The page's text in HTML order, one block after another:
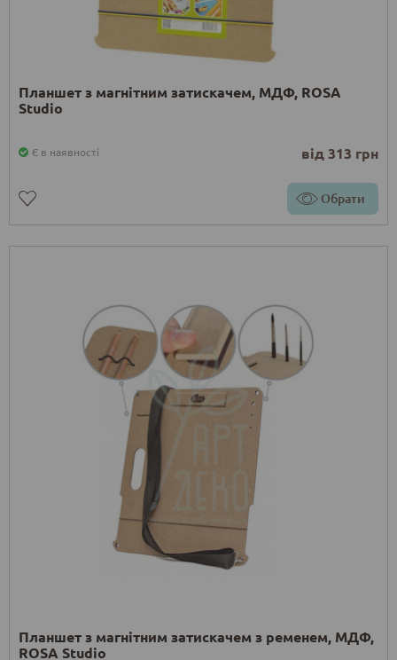
Планшет з магнітним затискачем, МДФ, ROSA
Studio
Є в наявності від 313 грн
Обрати
Планшет з магнітним затискачем з ременем, МДФ,
ROSA Studio